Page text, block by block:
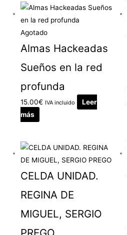
Agotado
Almas Hackeadas
Sueños en la red
profunda
15.00€ IVA incluido
Leer
más
CELDA UNIDAD.
REGINA DE
MIGUEL, SERGIO